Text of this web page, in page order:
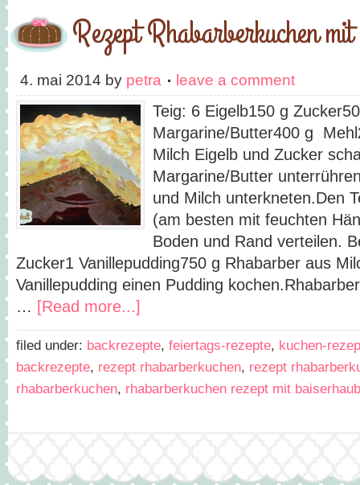
Rezept Rhabarberkuchen
4. mai 2014 by petra leave a comment
Teig: 6 Eigelb150 g
Margarine/Butter400 g
Milch Eigelb und Zucker
Margarine/Butter
und Milch unterkneten.Den
(am besten mit feuchten
Boden und Rand verteilen.
Zucker1 Vanillepudding750 g Rhabarber aus
Vanillepudding einen Pudding
… [Read more...]
filed under: backrezepte, feiertags-rezepte, kuchen-
backrezepte, rezept rhabarberkuchen, rezept
rhabarberkuchen, rhabarberkuchen rezept mit